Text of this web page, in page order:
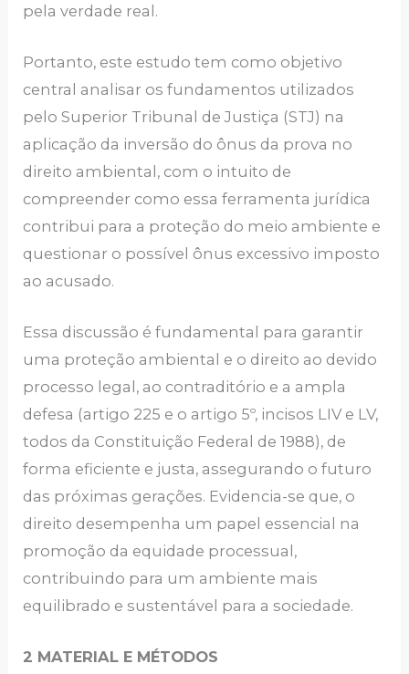
pela verdade real.
Portanto, este estudo tem como objetivo
central analisar os fundamentos utilizados
pelo Superior Tribunal de Justiça (STJ) na
aplicação da inversão do ônus da prova no
direito ambiental, com o intuito de
compreender como essa ferramenta jurídica
contribui para a proteção do meio ambiente e
questionar o possível ônus excessivo imposto
ao acusado.
Essa discussão é fundamental para garantir
uma proteção ambiental e o direito ao devido
processo legal, ao contraditório e a ampla
defesa (artigo 225 e o artigo 5º, incisos LIV e LV,
todos da Constituição Federal de 1988), de
forma eficiente e justa, assegurando o futuro
das próximas gerações. Evidencia-se que, o
direito desempenha um papel essencial na
promoção da equidade processual,
contribuindo para um ambiente mais
equilibrado e sustentável para a sociedade.
2 MATERIAL E MÉTODOS